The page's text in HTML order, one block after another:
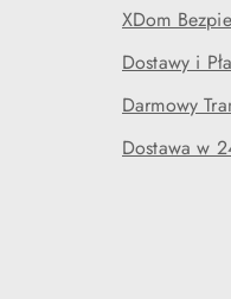
XDom
Dostawy i
Darmowy
Dostawa w